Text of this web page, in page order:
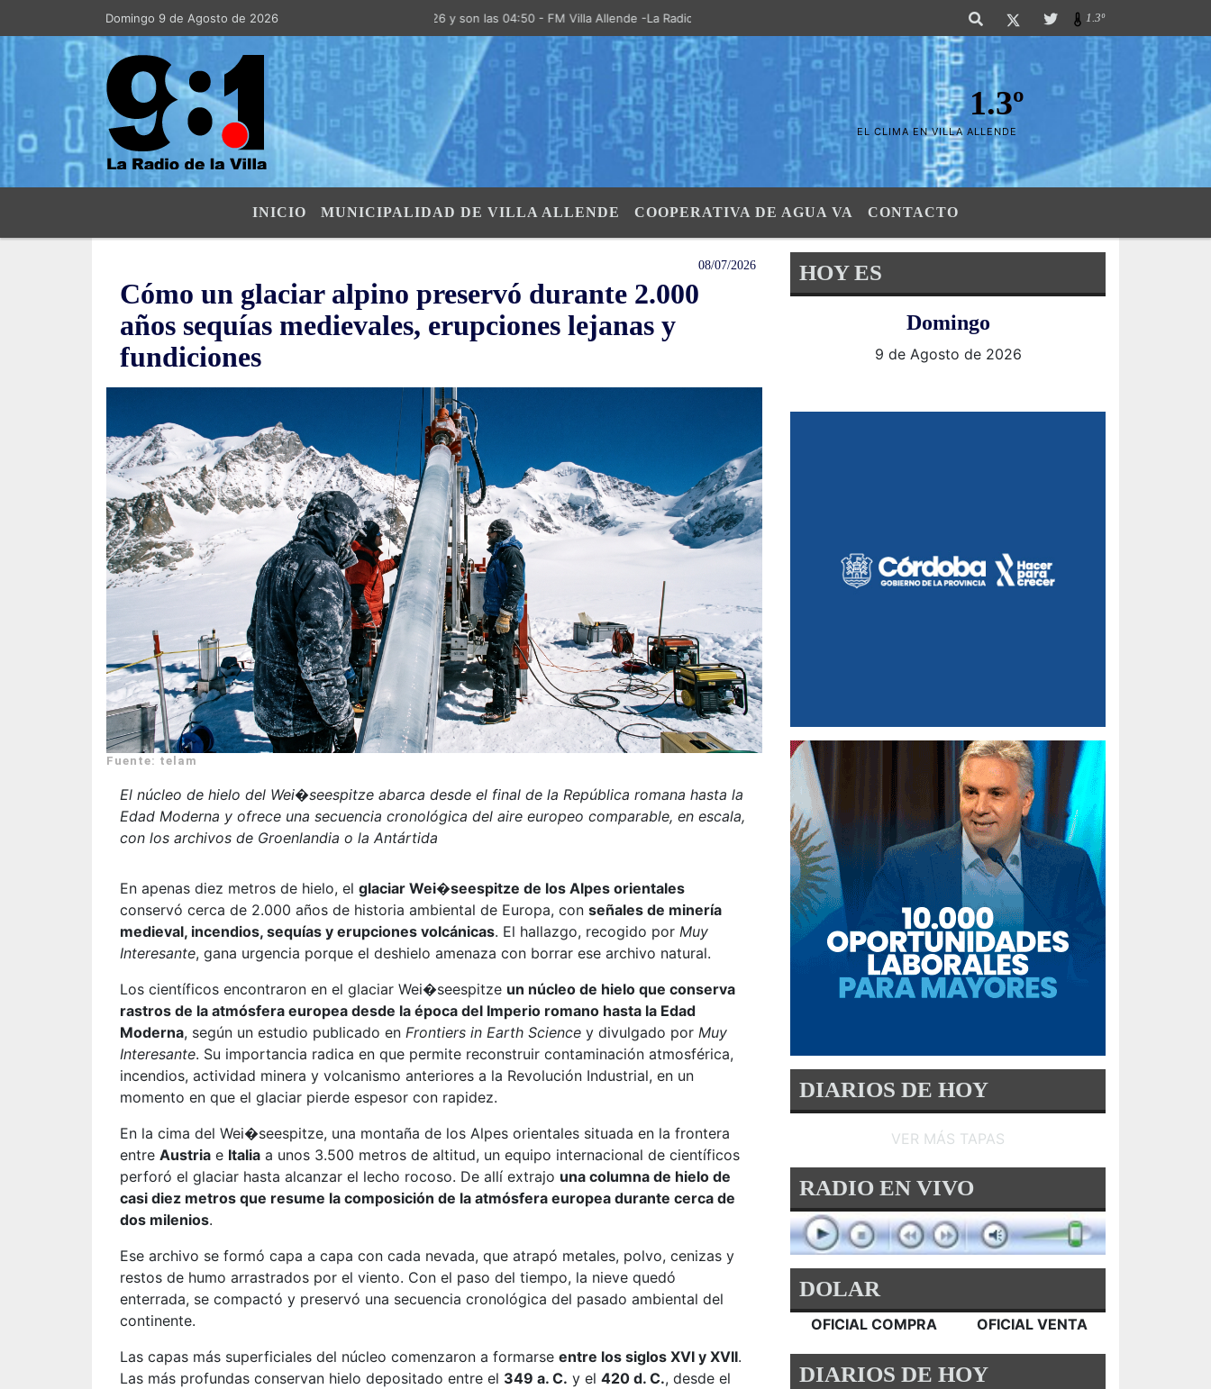
Domingo 9 de Agosto de 2026Hoy es Domingo 9 de Agosto de 2026 y son las 04:50 - FM Villa Allende -La Radio de la Villa- "El Aire de las Sierras". SI SU AVISO ESTA AQUÍ,..FELICITACIONES PUES..! "El
1.3º
1.3º
EL CLIMA EN VILLA ALLENDE
INICIO MUNICIPALIDAD DE VILLA ALLENDE COOPERATIVA DE AGUA VA CONTACTO
08/07/2026
Cómo un glaciar alpino preservó durante 2.000
años sequías medievales, erupciones lejanas y
fundiciones
Fuente: telam
El núcleo de hielo del Wei�seespitze abarca desde el final de la República romana hasta la
Edad Moderna y ofrece una secuencia cronológica del aire europeo comparable, en escala,
con los archivos de Groenlandia o la Antártida
En apenas diez metros de hielo, el glaciar Wei�seespitze de los Alpes orientales
conservó cerca de 2.000 años de historia ambiental de Europa, con señales de minería
medieval, incendios, sequías y erupciones volcánicas. El hallazgo, recogido por Muy
Interesante, gana urgencia porque el deshielo amenaza con borrar ese archivo natural.
Los científicos encontraron en el glaciar Wei�seespitze un núcleo de hielo que conserva
rastros de la atmósfera europea desde la época del Imperio romano hasta la Edad
Moderna, según un estudio publicado en Frontiers in Earth Science y divulgado por Muy
Interesante. Su importancia radica en que permite reconstruir contaminación atmosférica,
incendios, actividad minera y volcanismo anteriores a la Revolución Industrial, en un
momento en que el glaciar pierde espesor con rapidez.
En la cima del Wei�seespitze, una montaña de los Alpes orientales situada en la frontera
entre Austria e Italia a unos 3.500 metros de altitud, un equipo internacional de científicos
perforó el glaciar hasta alcanzar el lecho rocoso. De allí extrajo una columna de hielo de
casi diez metros que resume la composición de la atmósfera europea durante cerca de
dos milenios.
Ese archivo se formó capa a capa con cada nevada, que atrapó metales, polvo, cenizas y
restos de humo arrastrados por el viento. Con el paso del tiempo, la nieve quedó
enterrada, se compactó y preservó una secuencia cronológica del pasado ambiental del
continente.
Las capas más superficiales del núcleo comenzaron a formarse entre los siglos XVI y XVII.
Las más profundas conservan hielo depositado entre el 349 a. C. y el 420 d. C., desde el
HOY ES
Domingo
9 de Agosto de 2026
DIARIOS DE HOY
VER MÁS TAPAS
RADIO EN VIVO
DOLAR
OFICIAL COMPRA OFICIAL VENTA
DIARIOS DE HOY